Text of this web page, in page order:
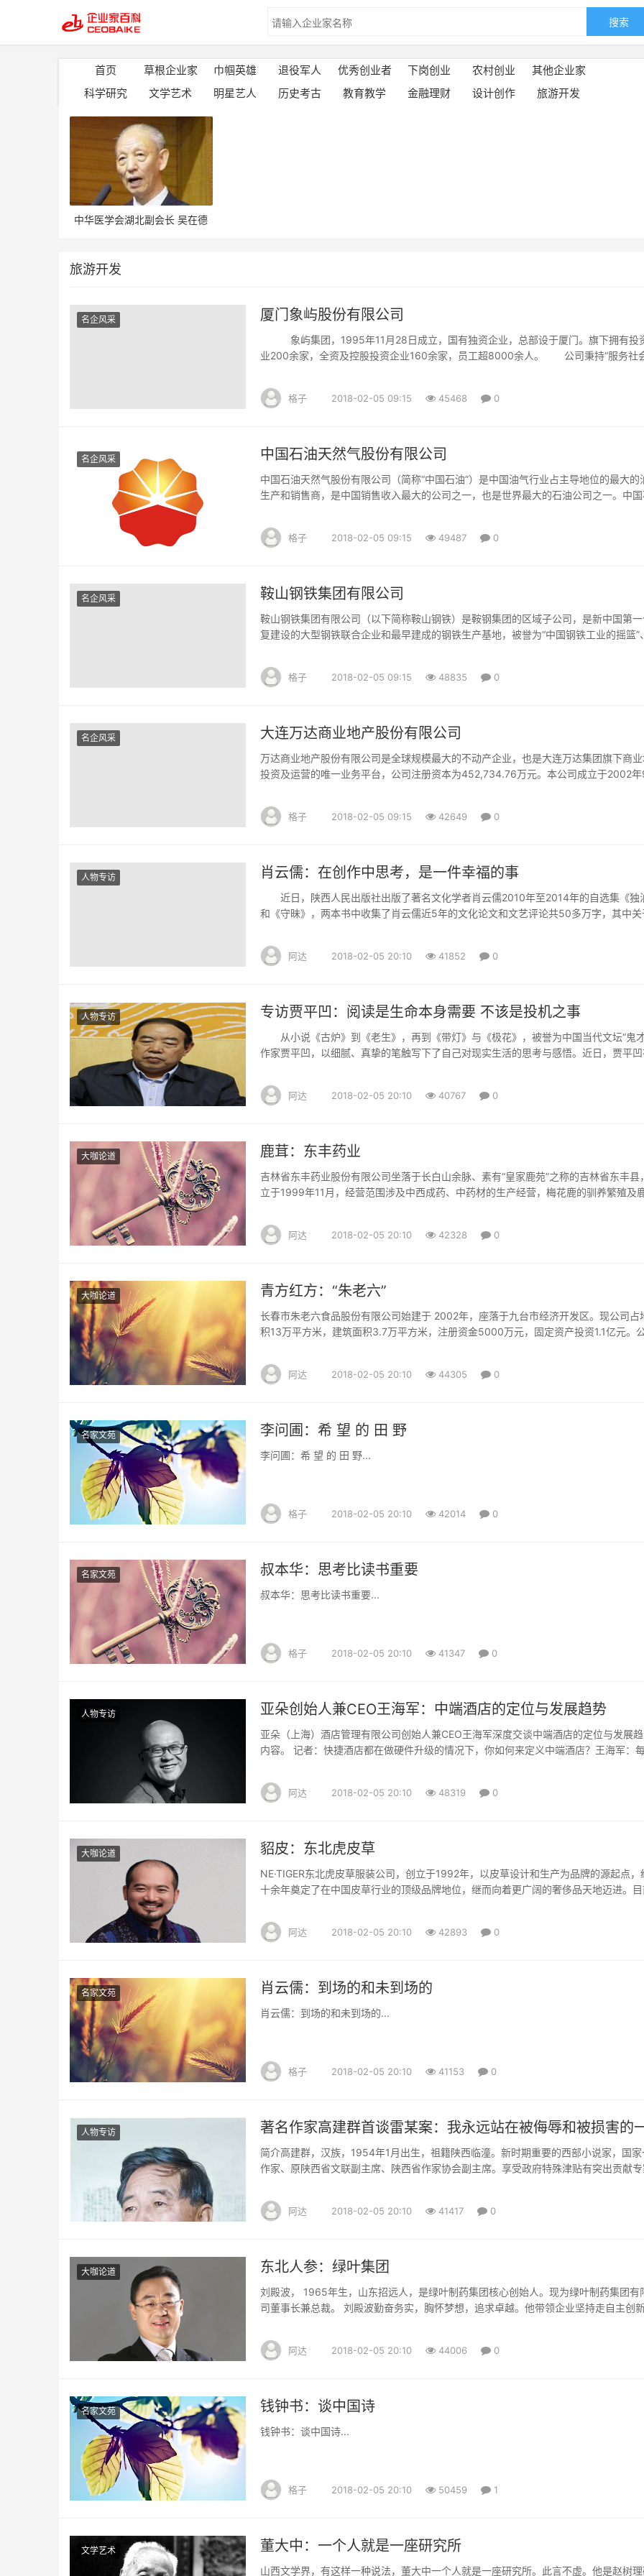
搜索
首页 草根企业家 巾帼英雄 退役军人 优秀创业者 下岗创业 农村创业
其他企业家
科学研究
文学艺术 明星艺人 历史考古 教育教学 金融理财 设计创作 旅游开发
中华医学会湖北副会长 吴在德
旅游开发
名企风采 厦门象屿股份有限公司
象屿集团，1995年11月28日成立，国有独资企业，总部设于厦门。旗下拥有投
业200余家，全资及控股投资企业160余家，员工超8000余人。 公司秉持“服务社
涉及供应链管理及流通服务、公共服务平台及产业地产开发、房地产、类金融服务及股
资等现代服务业...
格子 2018-02-05 09:15 45468 0
名企风采 中国石油天然气股份有限公司
中国石油天然气股份有限公司（简称“中国石油”）是中国油气行业占主导地位的最大的
生产和销售商，是中国销售收入最大的公司之一，也是世界最大的石油公司之一。中国
石油天然气集团公司独家发起设立的股份有限公司，成立于1999年11月5日。中国石油
的美国存托股份及H股于2000年4月6日及4月7日分别在纽约证券交易所有...
格子 2018-02-05 09:15 49487 0
名企风采 鞍山钢铁集团有限公司
鞍山钢铁集团有限公司（以下简称鞍山钢铁）是鞍钢集团的区域子公司，是新中国第
复建设的大型钢铁联合企业和最早建成的钢铁生产基地，被誉为“中国钢铁工业的摇篮”
里，东临中长铁路，西倚沈大高速公路，南对鞍山市鞍千西路，北靠鞍山市沙河，所属
钢矿业公司在鞍山、辽阳弓长岭地区有7座大型铁矿山。 目前，鞍山钢铁己形成...
格子 2018-02-05 09:15 48835 0
名企风采 大连万达商业地产股份有限公司
万达商业地产股份有限公司是全球规模最大的不动产企业，也是大连万达集团旗下商
投资及运营的唯一业务平台，公司注册资本为452,734.76万元。本公司成立于2002年
为3699.HK），2016年9月27日，万达商业自香港联交所退市。本公司核心产品为以“
广场”命名的万达城市综合体，本公司业务包括三个...
格子 2018-02-05 09:15 42649 0
人物专访 肖云儒：在创作中思考，是一件幸福的事
近日，陕西人民出版社出版了著名文化学者肖云儒2010年至2014年的自选集《独
和《守昧》，两本书中收集了肖云儒近5年的文化论文和文艺评论共50多万字，其中关
儒表示：“在创作中思考，是一件幸福的事。”笔耕不辍书名展示内心坚守肖云儒是一位
的文化学者，当花甲之...
阿达 2018-02-05 20:10 41852 0
人物专访 专访贾平凹：阅读是生命本身需要 不该是投机之事
从小说《古炉》到《老生》，再到《带灯》与《极花》，被誉为中国当代文坛“鬼
作家贾平凹，以细腻、真挚的笔触写下了自己对现实生活的思考与感悟。近日，贾平凹
法。在贾平凹看来，阅读与文学艺术一样，就是人本身生命的需要、生存的需要，“它不
是一个投机的东西”。 上大学后搞创作：没想过要成为作家 出生于上世...
阿达 2018-02-05 20:10 40767 0
大咖论道 鹿茸：东丰药业
吉林省东丰药业股份有限公司坐落于长白山余脉、素有“皇家鹿苑”之称的吉林省东丰县
立于1999年11月，经营范围涉及中西成药、中药材的生产经营，梅花鹿的驯养繁殖及
面积6万平方米。公司整体通过GMP认证，拥有10种剂型的先进制药生产线和以7个国
药保护品种为主的173个国药品准字产品及鹿系列保健产品。公司拥有...
阿达 2018-02-05 20:10 42328 0
大咖论道 青方红方：“朱老六”
长春市朱老六食品股份有限公司始建于 2002年，座落于九台市经济开发区。现公司占
积13万平方米，建筑面积3.7万平方米，注册资金5000万元，固定资产投资1.1亿元。
荣获吉林名牌、吉林省著名商标、中国驰名商标、吉林省级农业产业化重点龙头企业、
名优特农产品、放心调味品生产企业、吉林省农产品加工业百强企...
阿达 2018-02-05 20:10 44305 0
名家文苑 李问圃：希 望 的 田 野
李问圃：希 望 的 田 野...
格子 2018-02-05 20:10 42014 0
名家文苑 叔本华：思考比读书重要
叔本华：思考比读书重要...
格子 2018-02-05 20:10 41347 0
人物专访 亚朵创始人兼CEO王海军：中端酒店的定位与发展趋势
亚朵（上海）酒店管理有限公司创始人兼CEO王海军深度交谈中端酒店的定位与发展
内容。 记者：快捷酒店都在做硬件升级的情况下，你如何来定义中端酒店？王海军：
做中端（酒店）。我做快捷酒店是2001年，2012年出来创业，期间已经过了十年了。
得消费者在成长，但是产品真的没有跟上。消费者需要一个符合他的...
阿达 2018-02-05 20:10 48319 0
大咖论道 貂皮：东北虎皮草
NE·TIGER东北虎皮草服装公司，创立于1992年，以皮草设计和生产为品牌的源起点，
十余年奠定了在中国皮草行业的顶级品牌地位，继而向着更广阔的奢侈品天地迈进。目
牌一直以来所秉承的理念：关爱女人的梦想。其时尚创新的风格、奢华高贵的品质一直
中国时装时尚潮流的顶点。1992年，东北虎皮草在多年为国际皮草品...
阿达 2018-02-05 20:10 42893 0
名家文苑 肖云儒：到场的和未到场的
肖云儒：到场的和未到场的...
格子 2018-02-05 20:10 41153 0
人物专访 著名作家高建群首谈雷某案：我永远站在被侮辱和被损害的
简介高建群，汉族，1954年1月出生，祖籍陕西临潼。新时期重要的西部小说家，国家
作家、原陕西省文联副主席、陕西省作家协会副主席。享受政府特殊津贴有突出贡献专
表作长篇小说《最后一个匈奴》是新时期中国长篇小说领域重要收获之一。此外还有长
说《六六镇》《古道天机》《愁容骑士》，中篇小说《雕塑》《大顺店》《刺客行...
阿达 2018-02-05 20:10 41417 0
大咖论道 东北人参：绿叶集团
刘殿波， 1965年生，山东招远人，是绿叶制药集团核心创始人。现为绿叶制药集团有
司董事长兼总裁。 刘殿波勤奋务实，胸怀梦想，追求卓越。他带领企业坚持走自主创
药60年·60人” 、“中国医药行业十大风云人物” 、第五届“中国自主创新领军人物” 、“中
药经济年度十大人物”。 绿叶制药集团于1994年成立，2...
阿达 2018-02-05 20:10 44006 0
名家文苑 钱钟书：谈中国诗
钱钟书：谈中国诗...
格子 2018-02-05 20:10 50459 1
文学艺术 董大中：一个人就是一座研究所
山西文学界，有这样一种说法，董大中一个人就是一座研究所。此言不虚。他是赵树